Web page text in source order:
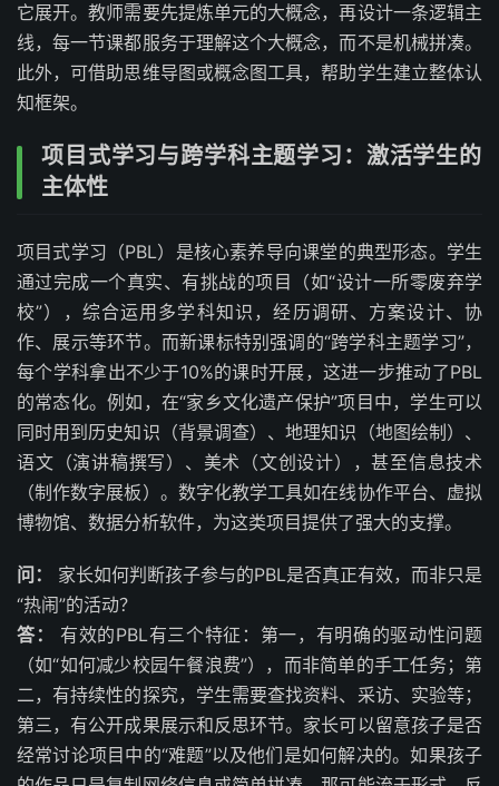
它展开。教师需要先提炼单元的大概念，再设计一条逻辑主
线，每一节课都服务于理解这个大概念，而不是机械拼凑。
此外，可借助思维导图或概念图工具，帮助学生建立整体认
知框架。
项目式学习与跨学科主题学习：激活学生的
主体性
项目式学习（PBL）是核心素养导向课堂的典型形态。学生
通过完成一个真实、有挑战的项目（如“设计一所零废弃学
校”），综合运用多学科知识，经历调研、方案设计、协
作、展示等环节。而新课标特别强调的“跨学科主题学习”，
每个学科拿出不少于10%的课时开展，这进一步推动了PBL
的常态化。例如，在“家乡文化遗产保护”项目中，学生可以
同时用到历史知识（背景调查）、地理知识（地图绘制）、
语文（演讲稿撰写）、美术（文创设计），甚至信息技术
（制作数字展板）。数字化教学工具如在线协作平台、虚拟
博物馆、数据分析软件，为这类项目提供了强大的支撑。
问：
家长如何判断孩子参与的PBL是否真正有效，而非只是
“热闹”的活动？
答：
有效的PBL有三个特征：第一，有明确的驱动性问题
（如“如何减少校园午餐浪费”），而非简单的手工任务；第
二，有持续性的探究，学生需要查找资料、采访、实验等；
第三，有公开成果展示和反思环节。家长可以留意孩子是否
经常讨论项目中的“难题”以及他们是如何解决的。如果孩子